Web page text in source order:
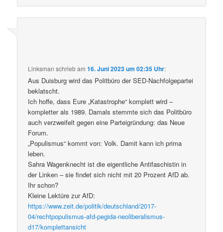
Linksman schriebam16. Juni 2023 um 02:35 Uhr:
Aus Duisburg wird das Politbüro der SED-Nachfolgepartei
beklatscht.
Ich hoffe, dass Eure „Katastrophe“ komplett wird –
kompletter als 1989. Damals stemmte sich das Politbüro
auch verzweifelt gegen eine Parteigründung: das Neue
Forum.
„Populismus“ kommt von: Volk. Damit kann ich prima
leben.
Sahra Wagenknecht ist die eigentliche Antifaschistin in
der Linken – sie findet sich nicht mit 20 Prozent AfD ab.
Ihr schon?
Kleine Lektüre zur AfD:
https://www.zeit.de/politik/deutschland/2017-
04/rechtpopulismus-afd-pegida-neoliberalismus-
d17/komplettansicht